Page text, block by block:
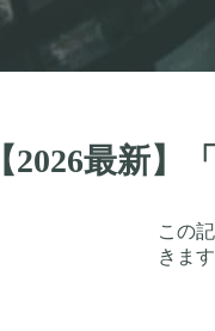
【2026最新
この
きま